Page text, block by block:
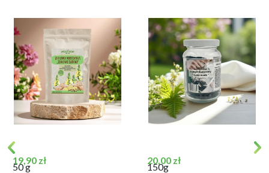
Cena
19,90 zł
50 g
Cena
20,00 zł
150g